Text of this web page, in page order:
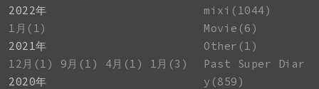
2022年
1月(1)
2021年
12月(1)
9月(1) 4月(1)
1月(3)
2020年
mixi(1044)
Movie(6)
Other(1)
Past Super Diar
y(859)